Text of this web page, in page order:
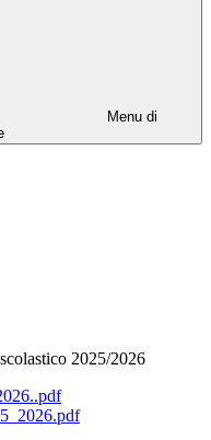
Menu di
2025/2026